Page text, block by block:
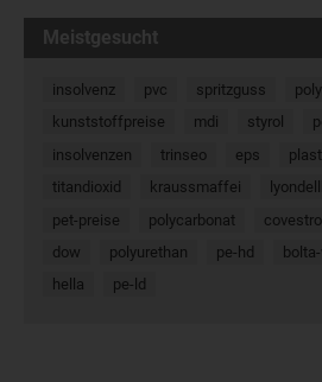
Meistgesucht
insolvenz pvc spritzguss
kunststoffpreise
mdi styrol
insolvenzen
trinseo eps
titandioxid
kraussmaffei
pet-preise
polycarbonat covestro
dow
polyurethan pe-hd
hella
pe-ld